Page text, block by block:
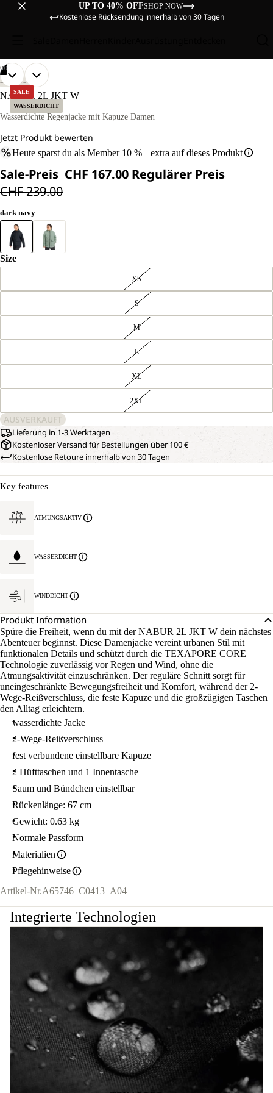
UP TO 40% OFFSHOP NOW
Kostenlose Rücksendung innerhalb von 30 Tagen
SALE
WASSERDICHT
UNSER
MODEL
IST
170CM
GROSS U
RÄGT G
RÖSSE M
10
BILD
IM
VOLLBILD
ÖFFNEN
UNSER
MODEL
IST
170CM
GROSS U
RÄGT G
RÖSSE M
BILD
IM
VOLLBILD
ÖFFNEN
BILD
IM
VOLLBILD
ÖFFNEN
BILD
IM
VOLLBILD
ÖFFNEN
BILD
IM
VOLLBILD
ÖFFNEN
BILD
IM
VOLLBILD
ÖFFNEN
BILD
IM
VOLLBILD
ÖFFNEN
BILD
IM
VOLLBILD
ÖFFNEN
BILD
IM
VOLLBILD
ÖFFNEN
BILD
IM
VOLLBILD
ÖFFNEN
LIFESTYLE
NABUR 2L JKT W
Wasserdichte Regenjacke mit Kapuze Damen
Jetzt Produkt bewerten
Heute sparst du als Member 10 % extra auf dieses Produkt
Sale-Preis CHF 167.00 Regulärer Preis
CHF 239.00
dark navy
Size
XS
S
M
L
XL
2XL
AUSVERKAUFT
Lieferung in 1-3 Werktagen
Kostenloser Versand für Bestellungen über 100 €
Kostenlose Retoure innerhalb von 30 Tagen
Key features
ATMUNGSAKTIV
WASSERDICHT
WINDDICHT
Produkt Information
Spüre die Freiheit, wenn du mit der NABUR 2L JKT W dein nächstes
Abenteuer beginnst. Diese Damenjacke vereint urbanen Stil mit
funktionalen Details und schützt durch die TEXAPORE CORE
Technologie zuverlässig vor Regen und Wind, ohne die
Atmungsaktivität einzuschränken. Der reguläre Schnitt sorgt für
uneingeschränkte Bewegungsfreiheit und Komfort, während der 2-
Wege-Reißverschluss, die feste Kapuze und die großzügigen Taschen
den Alltag erleichtern.
wasserdichte Jacke
2-Wege-Reißverschluss
fest verbundene einstellbare Kapuze
2 Hüfttaschen und 1 Innentasche
Saum und Bündchen einstellbar
Rückenlänge: 67 cm
Gewicht: 0.63 kg
Normale Passform
Materialien
Pflegehinweise
Artikel-Nr.A65746_C0413_A04
Integrierte Technologien